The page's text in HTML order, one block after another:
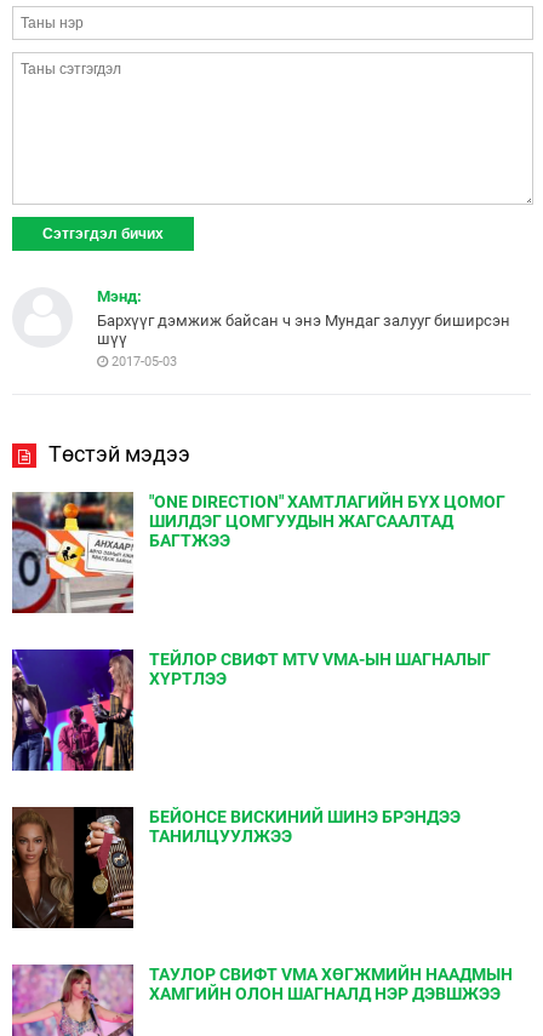
Мэнд:
Бархүүг дэмжиж байсан ч энэ Мундаг залууг биширсэн
шүү
2017-05-03
Төстэй мэдээ
"ONE DIRECTION" ХАМТЛАГИЙН БҮХ ЦОМОГ
ШИЛДЭГ ЦОМГУУДЫН ЖАГСААЛТАД
БАГТЖЭЭ
ТЕЙЛОР СВИФТ MTV VMA-ЫН ШАГНАЛЫГ
ХҮРТЛЭЭ
БЕЙОНСЕ ВИСКИНИЙ ШИНЭ БРЭНДЭЭ
ТАНИЛЦУУЛЖЭЭ
ТАУЛОР СВИФТ VMA ХӨГЖМИЙН НААДМЫН
ХАМГИЙН ОЛОН ШАГНАЛД НЭР ДЭВШЖЭЭ